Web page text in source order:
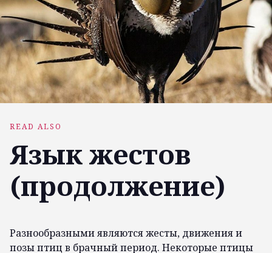
READ ALSO
Язык жестов
(продолжение)
Разнообразными являются жесты, движения и
позы птиц в брачный период. Некоторые птицы